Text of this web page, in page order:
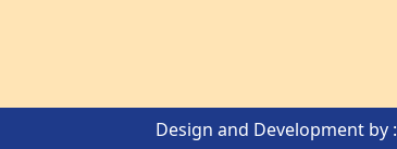
Design and Development by :